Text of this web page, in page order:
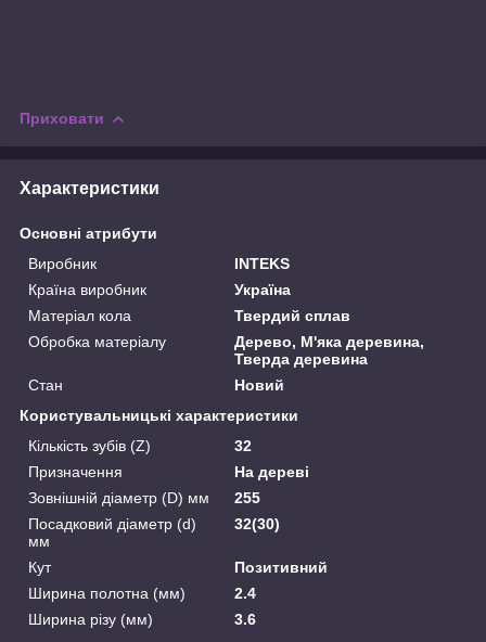
Приховати
Характеристики
Основні атрибути
Виробник
INTEKS
Країна виробник
Україна
Матеріал кола
Твердий сплав
Обробка матеріалу
Дерево, М'яка деревина,
Тверда деревина
Стан
Новий
Користувальницькі характеристики
Кількість зубів (Z)
32
Призначення
На дереві
Зовнішній діаметр (D) мм
255
Посадковий діаметр (d)
мм
32(30)
Кут
Позитивний
Ширина полотна (мм)
2.4
Ширина різу (мм)
3.6